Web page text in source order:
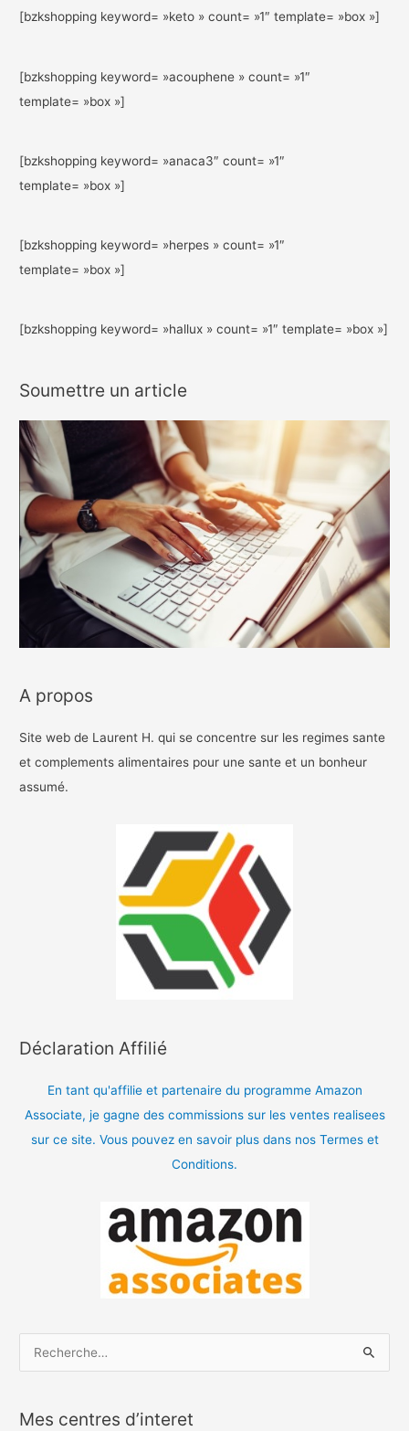
[bzkshopping keyword= »keto » count= »1″ template= »box »]
[bzkshopping keyword= »acouphene » count= »1″
template= »box »]
[bzkshopping keyword= »anaca3″ count= »1″
template= »box »]
[bzkshopping keyword= »herpes » count= »1″
template= »box »]
[bzkshopping keyword= »hallux » count= »1″ template= »box »]
Soumettre un article
A propos
Site web de Laurent H. qui se concentre sur les regimes sante
et complements alimentaires pour une sante et un bonheur
assumé.
Déclaration Affilié
En tant qu'affilie et partenaire du programme Amazon
Associate, je gagne des commissions sur les ventes realisees
sur ce site. Vous pouvez en savoir plus dans nos Termes et
Conditions.
Mes centres d’interet